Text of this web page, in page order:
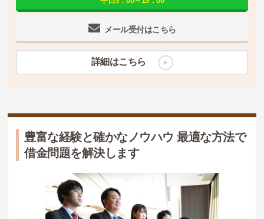
メール受付はこちら
詳細はこちら
豊富な経験と確かなノウハウ 最適な方法で
借金問題を解決します